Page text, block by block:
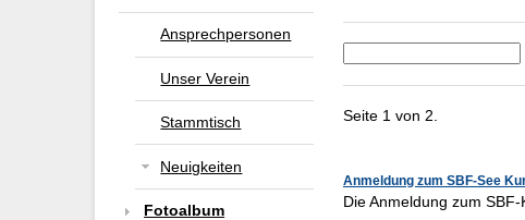
Ansprechpersonen
Unser Verein
Stammtisch
Neuigkeiten
Fotoalbum
Seite 1 von 2.
Anmeldung zum SBF-See
Die Anmeldung zum